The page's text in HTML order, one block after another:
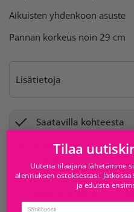
Aikuisten yhdenkoon asuste
Pannan korkeus noin 29 cm
Lisätietoja
Saatavilla kohteesta
Juhlamaailma Iso
Omena
Myymälän tiedot
Juhlamaailma Sello
Myymälän tiedot
Tilaa
Uutena tilaajana lähetämme
alennuksen ostoksestasi.
ja eduista
Email